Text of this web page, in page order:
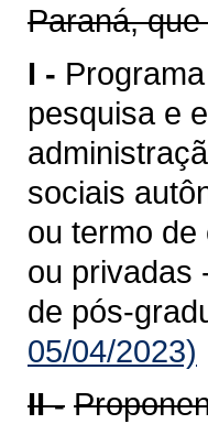
Paraná,
I -
pesquisa e
sociais
ou termo
ou privadas
de pós-
05/04/2023)
II -